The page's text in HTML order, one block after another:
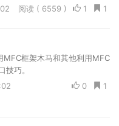
1
1
阅读 ( 6559 )
框架木马和其他利用MFC
巧。
1
0